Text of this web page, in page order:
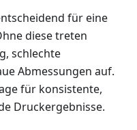
für eine
diese treten
schlechte
Abmessungen auf.
für konsistente,
Druckergebnisse.